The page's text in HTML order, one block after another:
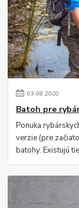
03.08.2020
Batoh pre
Ponuka
verzie (pre
batohy. Existujú